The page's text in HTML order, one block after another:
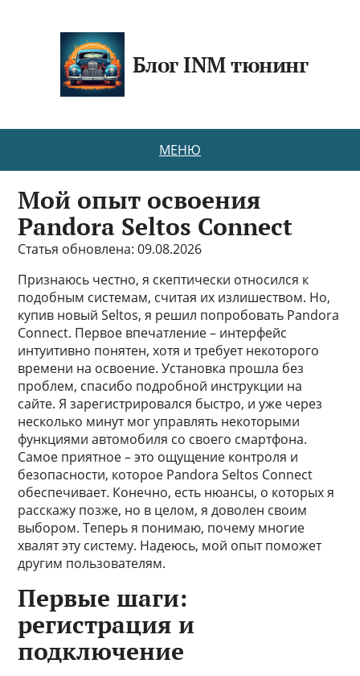
Блог INM тюнинг
МЕНЮ
Мой опыт освоения
Pandora Seltos Connect
Статья обновлена: 09.08.2026
Признаюсь честно, я скептически относился к
подобным системам, считая их излишеством. Но,
купив новый Seltos, я решил попробовать Pandora
Connect. Первое впечатление – интерфейс
интуитивно понятен, хотя и требует некоторого
времени на освоение. Установка прошла без
проблем, спасибо подробной инструкции на
сайте. Я зарегистрировался быстро, и уже через
несколько минут мог управлять некоторыми
функциями автомобиля со своего смартфона.
Самое приятное – это ощущение контроля и
безопасности, которое Pandora Seltos Connect
обеспечивает. Конечно, есть нюансы, о которых я
расскажу позже, но в целом, я доволен своим
выбором. Теперь я понимаю, почему многие
хвалят эту систему. Надеюсь, мой опыт поможет
другим пользователям.
Первые шаги:
регистрация и
подключение